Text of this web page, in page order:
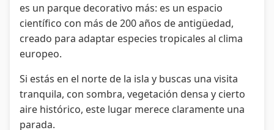
es un parque decorativo más: es un espacio
científico con más de 200 años de antigüedad,
creado para adaptar especies tropicales al clima
europeo.
Si estás en el norte de la isla y buscas una visita
tranquila, con sombra, vegetación densa y cierto
aire histórico, este lugar merece claramente una
parada.